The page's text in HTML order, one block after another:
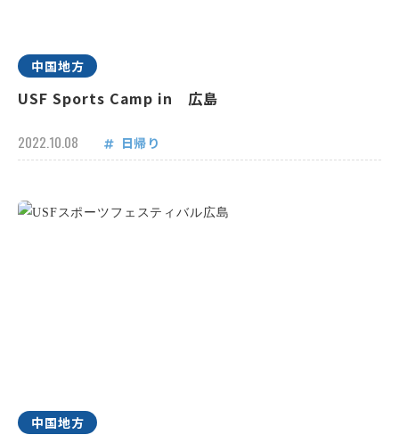
中国地方
USF Sports Camp in 広島
2022.10.08 日帰り
中国地方